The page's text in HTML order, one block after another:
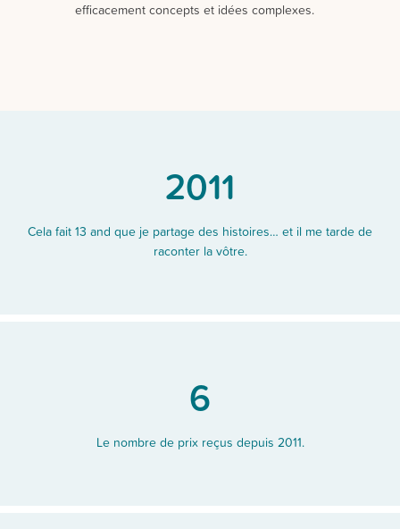
efficacement concepts et idées complexes.
2011
Cela fait 13 and que je partage des histoires… et il me tarde de
raconter la vôtre.
6
Le nombre de prix reçus depuis 2011.